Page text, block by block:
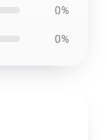
0%
0%